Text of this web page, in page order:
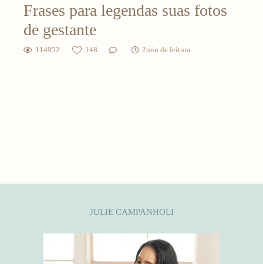
Frases para legendas suas fotos
de gestante
114952 148 2min de leitura
JULIE CAMPANHOLI